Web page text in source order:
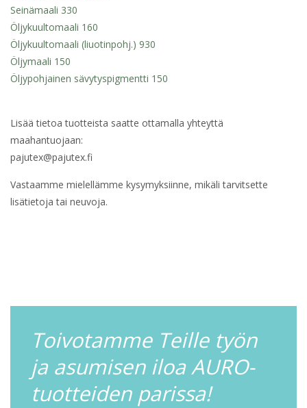
Seinämaali 330
Öljykuultomaali 160
Öljykuultomaali (liuotinpohj.) 930
Öljymaali 150
Öljypohjainen sävytyspigmentti 150
Lisää tietoa tuotteista saatte ottamalla yhteyttä
maahantuojaan:
pajutex@pajutex.fi
Vastaamme mielellämme kysymyksiinne, mikäli tarvitsette
lisätietoja tai neuvoja.
Toivotamme Teille työn
ja asumisen iloa AURO-
tuotteiden parissa!